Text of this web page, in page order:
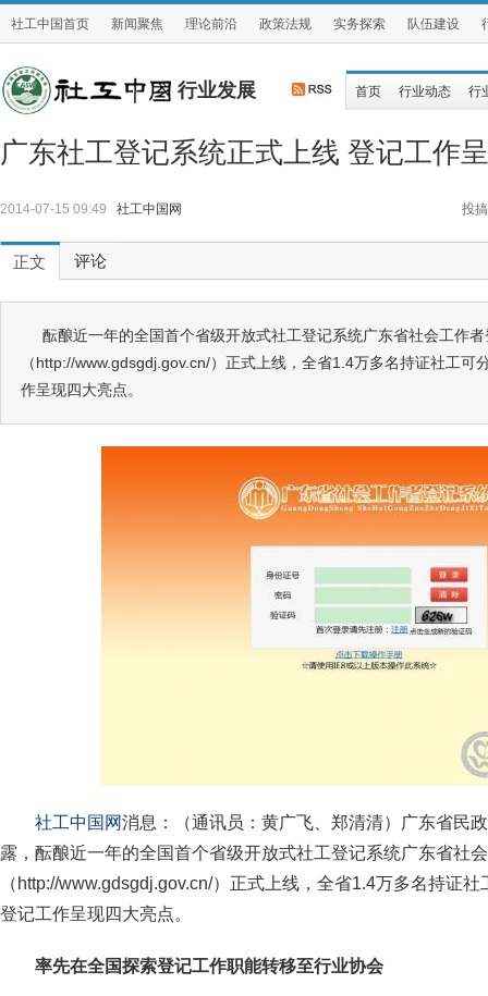
社工中国首页 新闻聚焦 理论前沿 政策法规 实务探索 队伍建设
行业发展 首页 行业动态 行
广东社工登记系统正式上线 登记工作
2014-07-15 09:49 社工中国网 投搞
正文 评论
酝酿近一年的全国首个省级开放式社工登记系统广东省社会工作
（http://www.gdsgdj.gov.cn/）正式上线，全省1.4万多名持证社工可
作呈现四大亮点。
社工中国网消息：（通讯员：黄广飞、郑清清）广东省民
露，酝酿近一年的全国首个省级开放式社工登记系统广东省社
（http://www.gdsgdj.gov.cn/）正式上线，全省1.4万多名持证
登记工作呈现四大亮点。
率先在全国探索登记工作职能转移至行业协会